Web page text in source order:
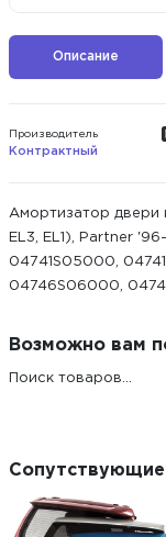
Описание
Производитель
Контрактный
Амортизатор двери
EL3, EL1), Partner
04741S05000,
04746S06000,
Возможно вам
Поиск товаров...